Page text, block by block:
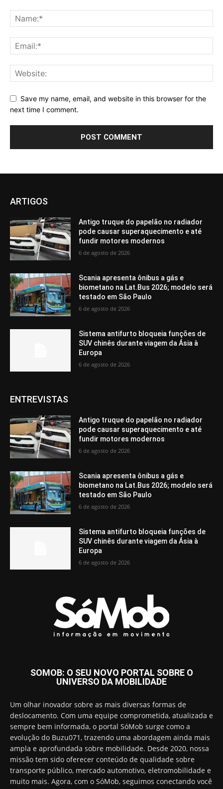
Save my name, email, and website in this browser for the
next time I comment.
ARTIGOS
Antigo truque do papelão no radiador
pode causar superaquecimento e até
fundir motores modernos
6 de agosto de 2026
Scania apresenta ônibus a gás e
biometano na Lat.Bus 2026; modelo será
testado em São Paulo
6 de agosto de 2026
Sistema antifurto bloqueia funções de
SUV chinês durante viagem da Ásia à
Europa
6 de agosto de 2026
ENTREVISTAS
Antigo truque do papelão no radiador
pode causar superaquecimento e até
fundir motores modernos
6 de agosto de 2026
Scania apresenta ônibus a gás e
biometano na Lat.Bus 2026; modelo será
testado em São Paulo
6 de agosto de 2026
Sistema antifurto bloqueia funções de
SUV chinês durante viagem da Ásia à
Europa
6 de agosto de 2026
SOMOB: O SEU NOVO PORTAL SOBRE O
UNIVERSO DA MOBILIDADE
Um olhar inovador sobre as mais diversas formas de
deslocamento. Com uma equipe comprometida, atualizada e
sempre bem informada, o portal SóMob surge como a
evolução do Buzu071, trazendo uma abordagem ainda mais
ampla e aprofundada sobre mobilidade. Desde 2020, nossa
missão tem sido oferecer conteúdo de qualidade sobre
transporte público, mercado automotivo, eletromobilidade e
muito mais. Agora, com o SóMob, seguimos conectando você